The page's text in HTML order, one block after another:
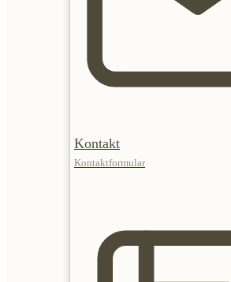
Kontakt
Kontaktformular